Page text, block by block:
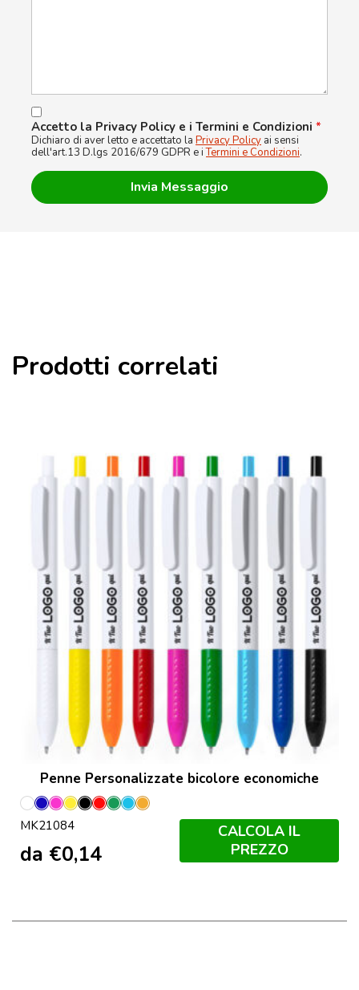
Accetto la Privacy Policy e i Termini e Condizioni *
Dichiaro di aver letto e accettato la Privacy Policy ai sensi
dell'art.13 D.lgs 2016/679 GDPR e iTermini e Condizioni.
Prodotti correlati
Penne Personalizzate bicolore economiche
Bianco
BluFucsia
Giallo
NeroRosso
Verde
Azzurro
Orange
MK21084
da €0,14
CALCOLA IL
PREZZO